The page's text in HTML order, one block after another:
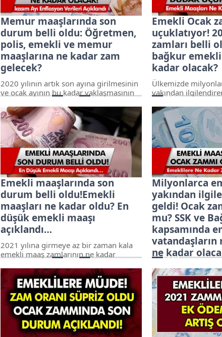
Memur maaşlarında son
durum belli oldu: Öğretmen,
polis, emekli ve memur
maaşlarına ne kadar zam
gelecek?
2020 yılının artık son ayına girilmesinin
ve ocak ayının bu kadar yaklaşmasının
vatandaş ne kadar maaş zammı
alacaklarını merak ediyor. Bu kapsamda
2021 Ocak ayı maaş zamları hakkında
araştırmalar devam ediyor.
Emekli Ocak
uçuklatıyor!
zamları belli
bağkur emekli
kadar olacak?
Ülkemizde
yakından
vatandaşların
oluyor. Her yıl
hem de temmuz
gelirken bir de
bayramlarında
veriliyor.
Emekli maaşlarında son
durum belli oldu!Emekli
maaşları ne kadar oldu? En
düşük emekli maaşı
açıklandı…
2021 yılına girmeye az bir zaman kala
emekli maaş zamlarının ne kadar
bir tanesi haline gelmeye başladı. Yıl
içerisinde ocak ve temmuz ayları olmak
üzere emekli maaşlarına iki kere zam
gelirken, ramazan ve kurban bayramı
olmak üzere iki kere de prim ödemeleri
yapılır.
Milyonlarca
yakından
geldi! Ocak
mu? SSK ve
kapsamında
vatandaşların
ne kadar
Ülkemizde
yakından
gelmeye devam
temmuz aylarında
zamların yanı sıra
ve ramazan
veriliyor.